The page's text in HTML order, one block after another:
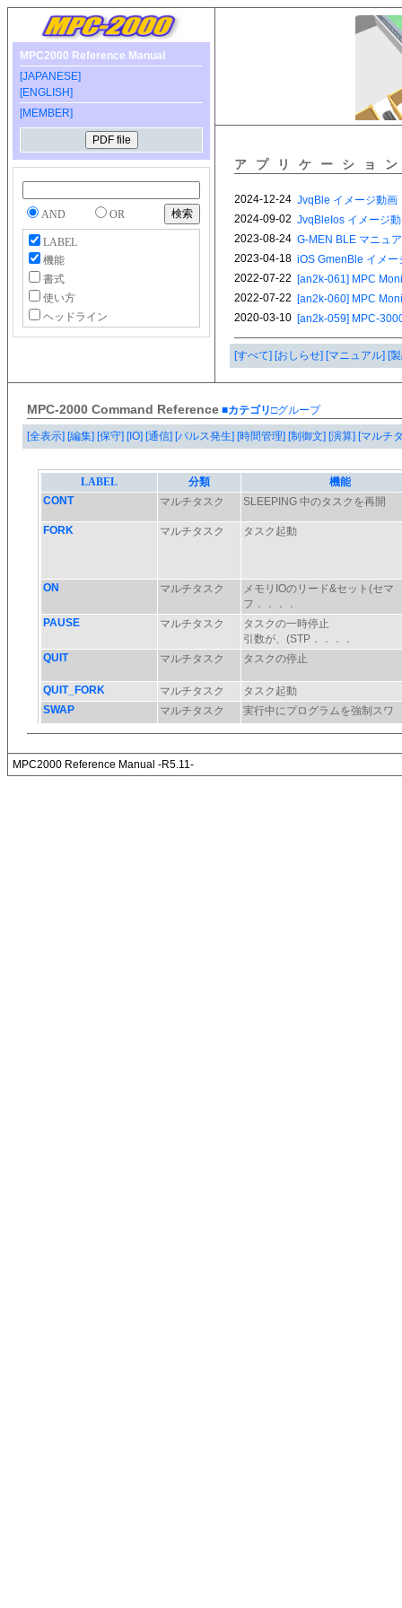
MPC2000 Reference Manual
[JAPANESE]
[ENGLISH]
[MEMBER]
AND OR
LABEL
機能
書式
使い方
ヘッドライン
アプリケーショ
[すべて] [おしらせ] [マニュアル] [
MPC-2000 Command Reference ■カテゴリ□グループ
[全表示] [編集] [保守] [IO] [通信] [パルス発生] [時間管理] [制御文] [演算] [マルチ
MPC2000 Reference Manual -R5.11-